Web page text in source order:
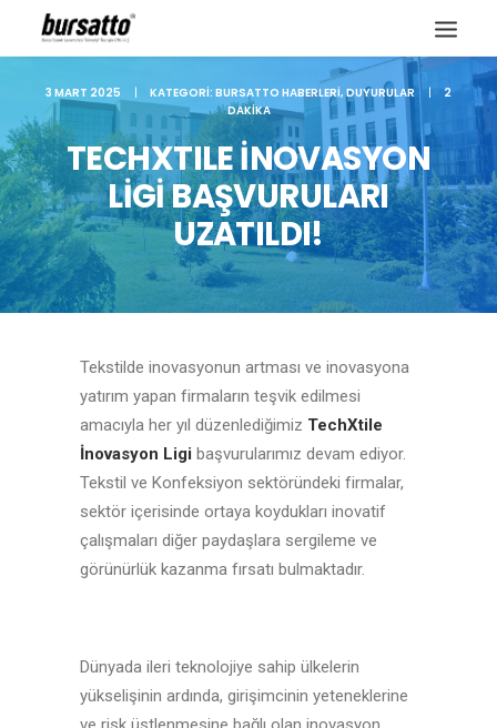
Site içi arama
3 MART 2025 | KATEGORI: BURSATTO HABERLERI, DUYURULAR |
2
DAKIKA
TECHXTILE İNOVASYON
LİGİ BAŞVURULARI
UZATILDI!
Tekstilde inovasyonun artması ve inovasyona
yatırım yapan firmaların teşvik edilmesi
amacıyla her yıl düzenlediğimiz TechXtile
İnovasyon Ligi başvurularımız devam ediyor.
Tekstil ve Konfeksiyon sektöründeki firmalar,
sektör içerisinde ortaya koydukları inovatif
çalışmaları diğer paydaşlara sergileme ve
görünürlük kazanma fırsatı bulmaktadır.
Dünyada ileri teknolojiye sahip ülkelerin
yükselişinin ardında, girişimcinin yeteneklerine